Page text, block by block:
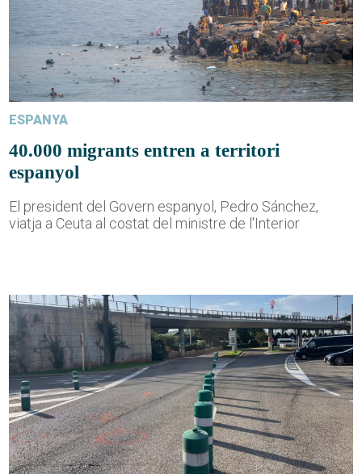
ESPANYA
40.000 migrants entren a territori
espanyol
El president del Govern espanyol, Pedro Sánchez,
viatja a Ceuta al costat del ministre de l'Interior